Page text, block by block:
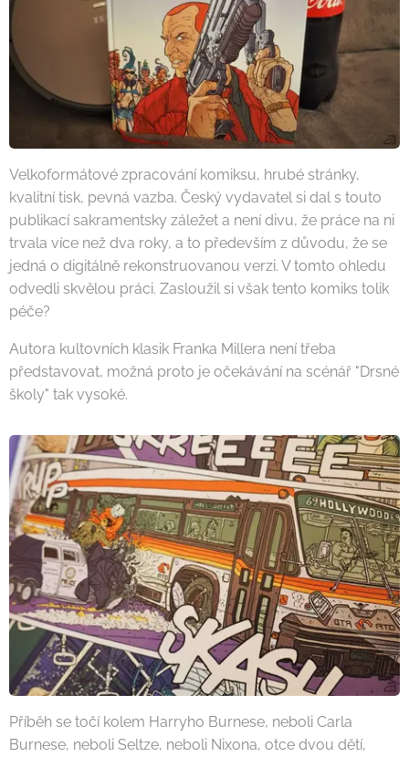
Velkoformátové zpracování komiksu, hrubé stránky,
kvalitní tisk, pevná vazba. Český vydavatel si dal s touto
publikací sakramentsky záležet a není divu, že práce na ni
trvala více než dva roky, a to především z důvodu, že se
jedná o digitálně rekonstruovanou verzi. V tomto ohledu
odvedli skvělou práci. Zasloužil si však tento komiks tolik
péče?
Autora kultovních klasik Franka Millera není třeba
představovat, možná proto je očekávání na scénář "Drsné
školy" tak vysoké.
Příběh se točí kolem Harryho Burnese, neboli Carla
Burnese, neboli Seltze, neboli Nixona, otce dvou dětí,